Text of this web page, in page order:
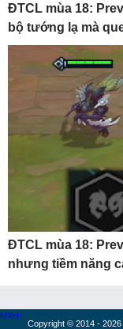
ĐTCL mùa 18:
bộ tướng lạ mà
ĐTCL mùa 18:
nhưng tiềm năng
Copyright © 2014 -
MXH